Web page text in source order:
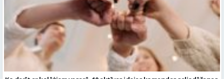
Ko darīt ar kolēģiem vasarā, 10 aktīvas idejas komandas saliedēšanas
pasākumam